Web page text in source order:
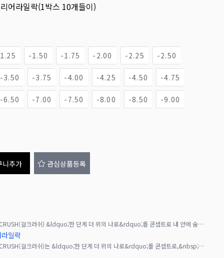
어라일락(1박스 10개들이)
-1.50 -1.75 -2.00 -2.25 -2.50
-3.50 -3.75 -4.00 -4.25 -4.50 -4.75
-6.50 -7.00 -7.50 -8.00 -8.50 -9.00
니추가 관심상품등록
TWICE 정연을 이미지 모델로 기용한 GIRL CRUSH(걸크러쉬) &ldquo;한 단계 더 위의 나로&rdquo;를 콘셉트로 내 안에 숨겨진 개성과 존재감을 깨워주는 브랜드입니
일락
TWICE 정연을 이미지 모델로 기용한 GIRL CRUSH(걸크러쉬)는 &ldquo;한 단계 더 위의 나로&rdquo;를 콘셉트로,&nbsp;내 안에 숨겨진 개성과 존재감을 깨워주